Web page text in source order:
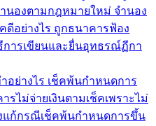
นองตามกฎหมายใหม่ จำนอง
อย่างไร ถูกธนาคารฟ้อง
การเขียนและยื่นอุทธรณ์ฏีกา
อย่างไร เช็คพ้นกำหนดการ
รไม่จ่ายเงินตามเช็คเพราะไม่
แก้กรณีเช็คพ้นกำหนดการขึ้น